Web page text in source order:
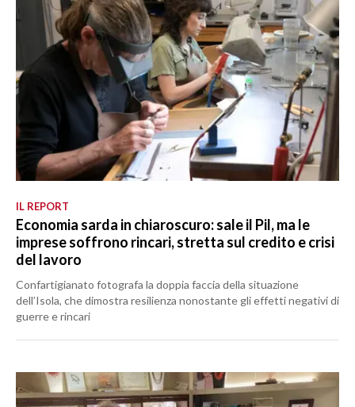
IL REPORT
Economia sarda in chiaroscuro: sale il Pil, ma le
imprese soffrono rincari, stretta sul credito e crisi
del lavoro
Confartigianato fotografa la doppia faccia della situazione
dell’Isola, che dimostra resilienza nonostante gli effetti negativi di
guerre e rincari